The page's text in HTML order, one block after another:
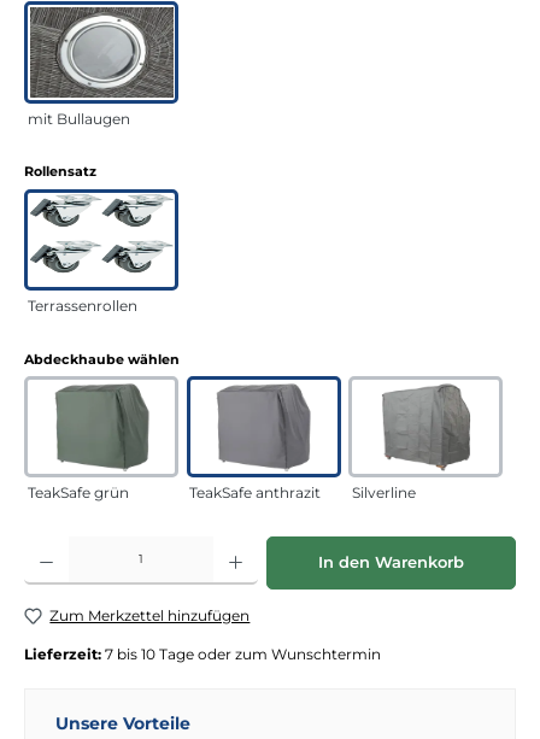
mit Bullaugen
Rollensatzauswählen
Terrassenrollen
Abdeckhaube wählen
TeakSafe grün TeakSafe anthrazit Silverline
Produkt Anzahl: Gib den gewünschten Wert ein oder benutze die
In den Warenkorb
Zum Merkzettel hinzufügen
Lieferzeit: 7 bis 10 Tage oder zum Wunschtermin
Unsere Vorteile